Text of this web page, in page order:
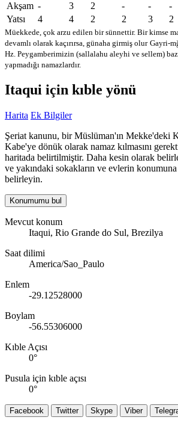
Akşam - 3 2 - -
-
Yatsı
4 4 2 2 3 2
Müekkede, çok arzu edilen bir sünnettir. Bir kimse
devamlı olarak kaçırırsa, günaha girmiş olur Gayri-
Hz. Peygamberimizin (sallalahu aleyhi ve sellem)
yapmadığı namazlardır.
Itaqui için kıble yönü
Harita Ek Bilgiler
Şeriat kanunu, bir Müslüman'ın Mekke'deki
Kabe'ye dönük olarak namaz kılmasını
haritada belirtilmiştir. Daha kesin olarak
ve yakındaki sokakların ve evlerin
belirleyin.
Konumumu bul
Mevcut konum
Itaqui, Rio Grande do Sul, Brezilya
Saat dilimi
America/Sao_Paulo
Enlem
-29.12528000
Boylam
-56.55306000
Kıble Açısı
0°
Pusula için kıble açısı
0°
Facebook Twitter Skype Viber